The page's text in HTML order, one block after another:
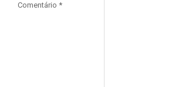
Comentário *